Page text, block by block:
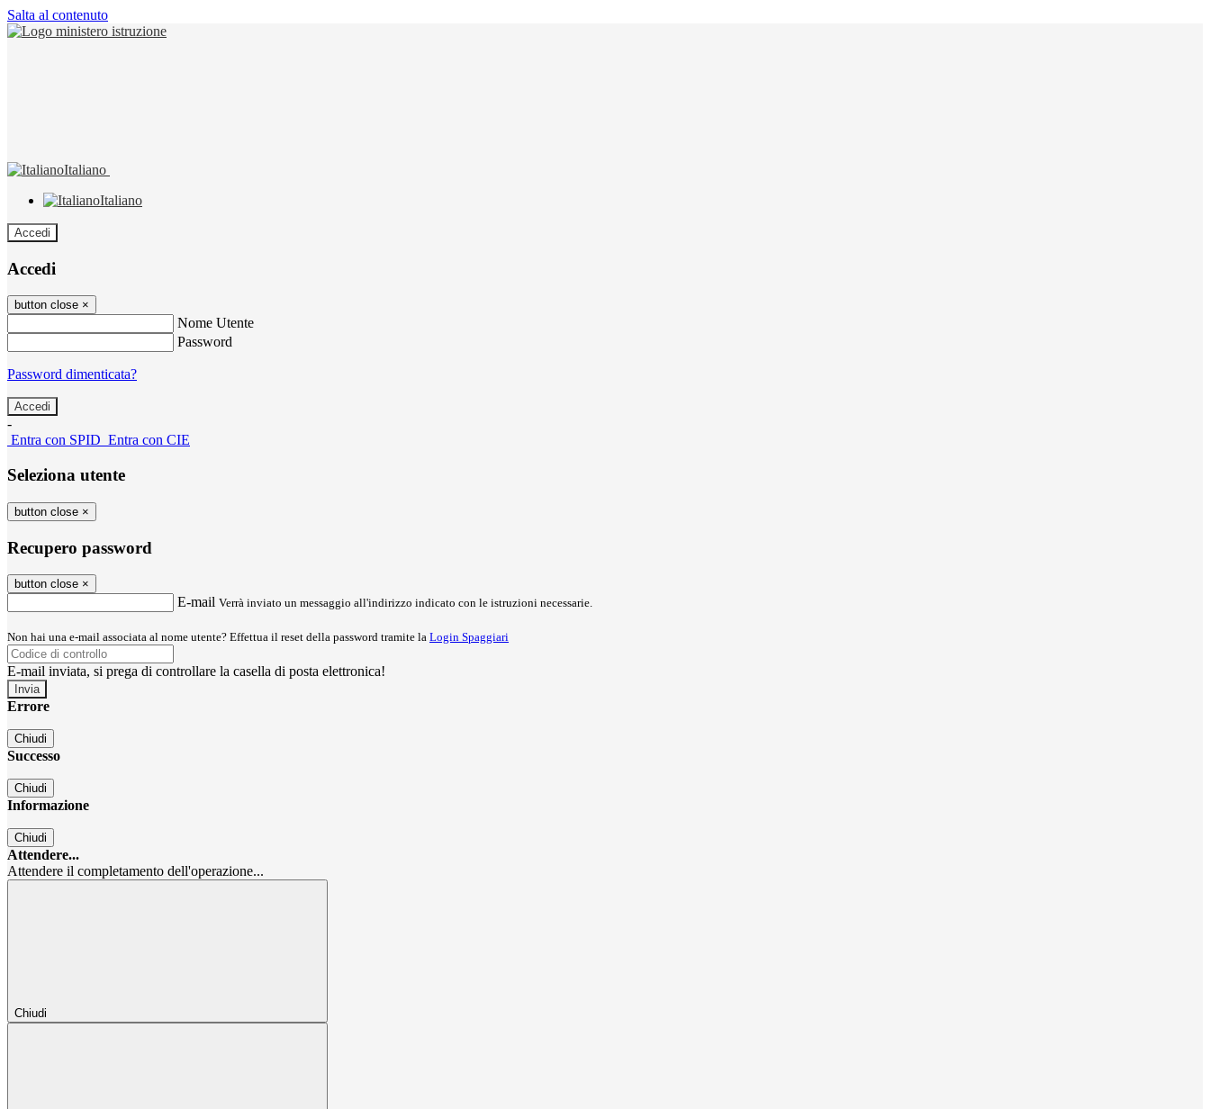
Salta al contenuto
Italiano
Italiano
Accedi
Accedi
button close ×
Nome Utente
Password
Password dimenticata?
-
Entra con SPID Entra con CIE
Seleziona utente
button close ×
Recupero password
button close ×
E-mail Verrà inviato un messaggio all'indirizzo indicato con le istruzioni necessarie.
Non hai una e-mail associata al nome utente? Effettua il reset della password tramite la Login Spaggiari
E-mail inviata, si prega di controllare la casella di posta elettronica!
Errore
Chiudi
Successo
Chiudi
Informazione
Chiudi
Attendere...
Attendere il completamento dell'operazione...
Chiudi